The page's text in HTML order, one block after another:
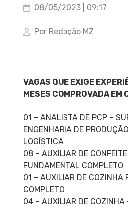
08/05/2023 | 09:17
Por Redação MZ
VAGAS QUE EXIGE
MESES COMPROVADA EM
01 – ANALISTA DE PCP –
ENGENHARIA DE
LOGÍSTICA
08 – AUXILIAR DE
FUNDAMENTAL COMPLETO
01 – AUXILIAR DE COZINHA
COMPLETO
04 – AUXILIAR DE COZINHA